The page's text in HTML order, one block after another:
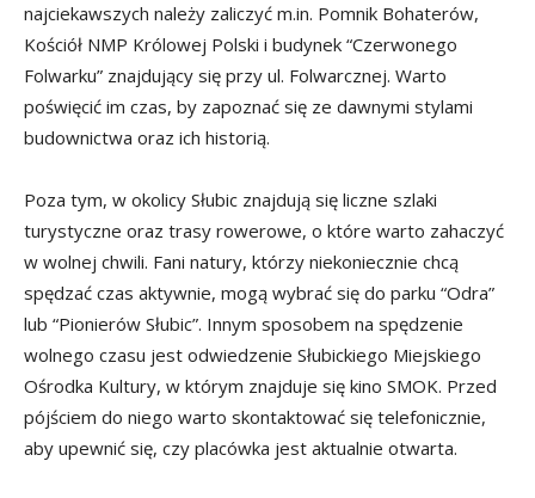
najciekawszych należy zaliczyć m.in. Pomnik Bohaterów,
Kościół NMP Królowej Polski i budynek “Czerwonego
Folwarku” znajdujący się przy ul. Folwarcznej. Warto
poświęcić im czas, by zapoznać się ze dawnymi stylami
budownictwa oraz ich historią.
Poza tym, w okolicy Słubic znajdują się liczne szlaki
turystyczne oraz trasy rowerowe, o które warto zahaczyć
w wolnej chwili. Fani natury, którzy niekoniecznie chcą
spędzać czas aktywnie, mogą wybrać się do parku “Odra”
lub “Pionierów Słubic”. Innym sposobem na spędzenie
wolnego czasu jest odwiedzenie Słubickiego Miejskiego
Ośrodka Kultury, w którym znajduje się kino SMOK. Przed
pójściem do niego warto skontaktować się telefonicznie,
aby upewnić się, czy placówka jest aktualnie otwarta.